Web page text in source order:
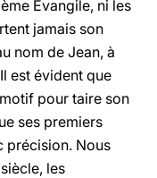
Evangile, ni les
jamais son
nom de Jean, à
est évident que
pour taire son
ses premiers
précision. Nous
les